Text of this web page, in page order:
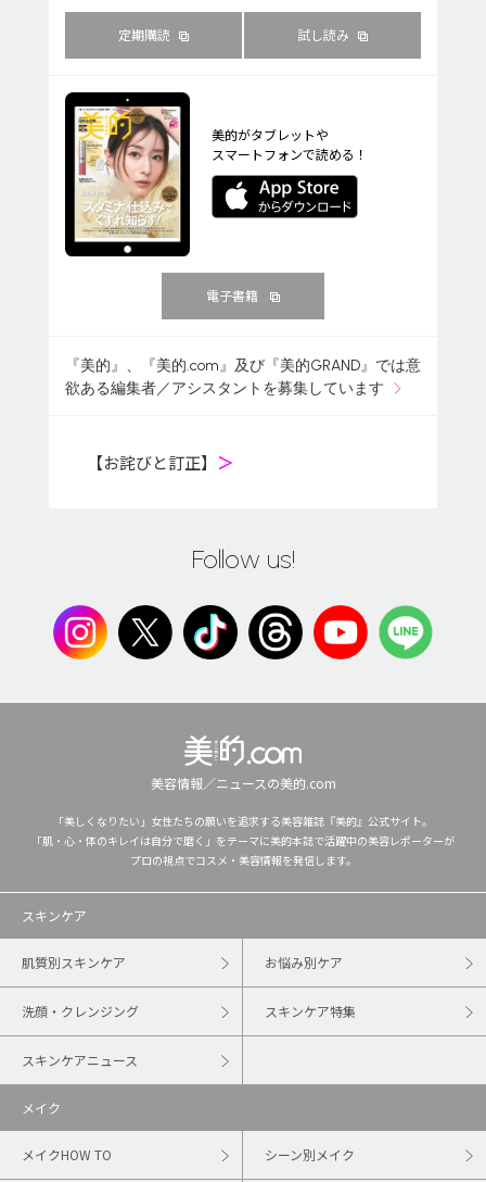
定期購読 試し読み
美的がタブレットや
スマートフォンで読める！
電子書籍
『美的』、『美的.com』及び『美的GRAND』では意
欲ある編集者／アシスタントを募集しています
【お詫びと訂正】 ＞
Follow us!
美容情報／ニュースの美的.com
「美しくなりたい」女性たちの願いを追求する美容雑誌『美的』公式サイト。
「肌・心・体のキレイは自分で磨く」をテーマに美的本誌で活躍中の美容レポーターが
プロの視点でコスメ・美容情報を発信します。
スキンケア
肌質別スキンケア お悩み別ケア
洗顔・クレンジング スキンケア特集
スキンケアニュース
メイク
メイクHOW TO シーン別メイク